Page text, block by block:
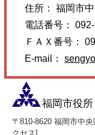
住所： 福岡市
電話番号：
ＦＡＸ番号：
E-mail：
福岡市役
〒810-8620 福岡市中
クセス]